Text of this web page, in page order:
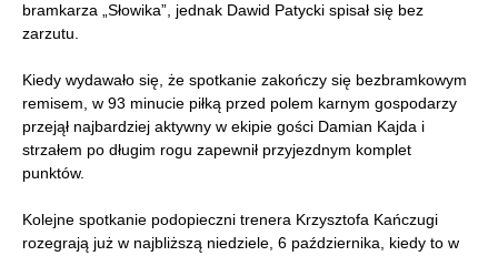
bramkarza „Słowika”, jednak Dawid Patycki spisał się bez
zarzutu.
Kiedy wydawało się, że spotkanie zakończy się bezbramkowym
remisem, w 93 minucie piłką przed polem karnym gospodarzy
przejął najbardziej aktywny w ekipie gości Damian Kajda i
strzałem po długim rogu zapewnił przyjezdnym komplet
punktów.
Kolejne spotkanie podopieczni trenera Krzysztofa Kańczugi
rozegrają już w najbliższą niedziele, 6 października, kiedy to w